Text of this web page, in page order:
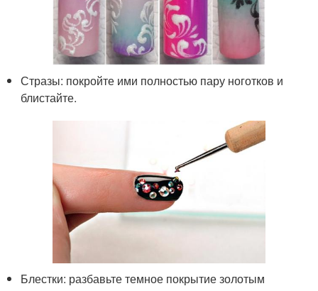
Стразы: покройте ими полностью пару ноготков и
блистайте.
Блестки: разбавьте темное покрытие золотым